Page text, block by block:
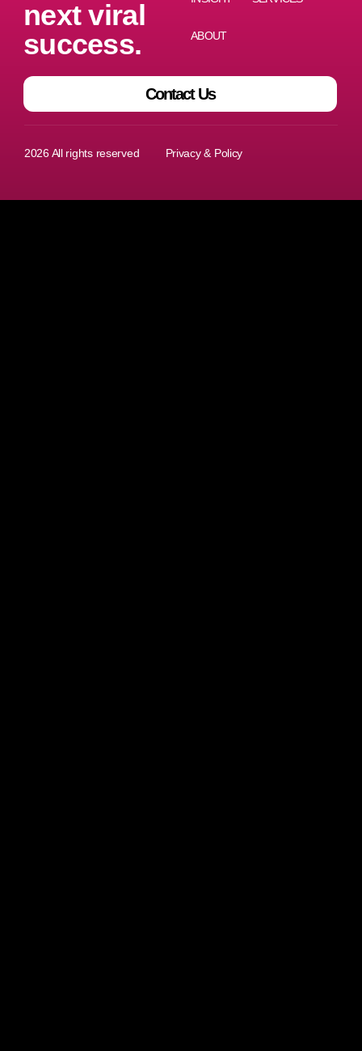
next viral
success.
ABOUT
Contact Us
2026 All rights reserved Privacy & Policy